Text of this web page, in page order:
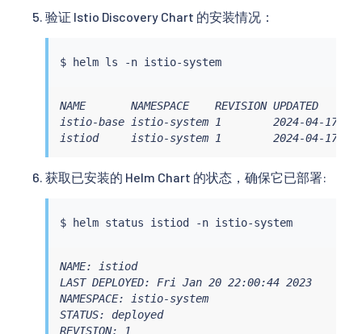
验证 Istio Discovery Chart 的安装情况：
$ helm ls -n istio-system
NAME       NAMESPACE    REVISION
istio-base istio-system 1        2024-04-17
istiod     istio-system 1        2024-04-17
获取已安装的 Helm Chart 的状态，确保它已部署:
$ helm status istiod -n istio-system
NAME: istiod
LAST DEPLOYED: Fri Jan 20 22:00:44 2023
NAMESPACE: istio-system
STATUS: deployed
REVISION: 1